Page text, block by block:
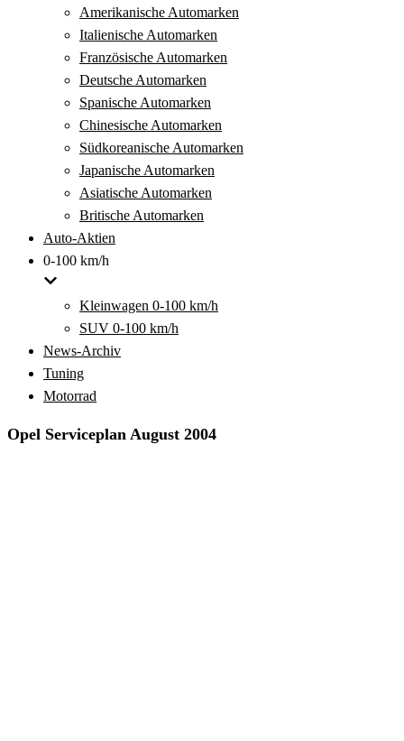
Amerikanische Automarken
Italienische Automarken
Französische Automarken
Deutsche Automarken
Spanische Automarken
Chinesische Automarken
Südkoreanische Automarken
Japanische Automarken
Asiatische Automarken
Britische Automarken
Auto-Aktien
0-100 km/h
Kleinwagen 0-100 km/h
SUV 0-100 km/h
News-Archiv
Tuning
Motorrad
Opel Serviceplan August 2004